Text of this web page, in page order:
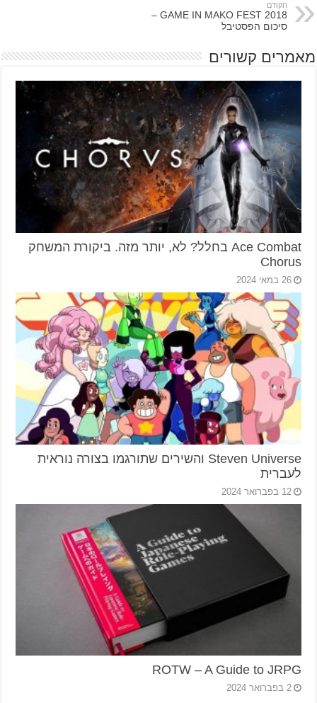
הקודם
GAME IN MAKO FEST 2018 –
סיכום הפסטיבל
מאמרים קשורים
Ace Combat בחלל? לא, יותר מזה. ביקורת המשחק
Chorus
26 במאי 2024
Steven Universe והשירים שתורגמו בצורה נוראית
לעברית
12 בפברואר 2024
ROTW – A Guide to JRPG
2 בפברואר 2024